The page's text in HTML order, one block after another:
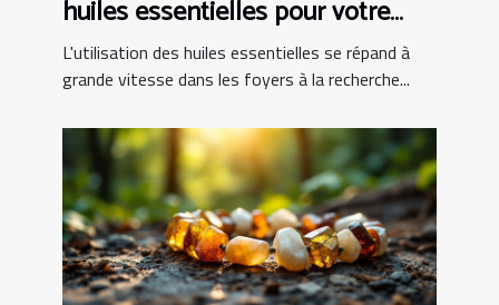
huiles essentielles pour votre
famille
L'utilisation des huiles essentielles se répand à
grande vitesse dans les foyers à la recherche...